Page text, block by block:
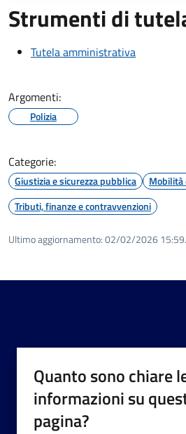
Strumenti di
Tutela amministrativa
Argomenti:
Polizia
Categorie:
Giustizia e sicurezza pubblica
Tributi, finanze e contravvenzioni
Ultimo aggiornamento:02/02/2026
Quanto sono chiare
informazioni su
pagina?